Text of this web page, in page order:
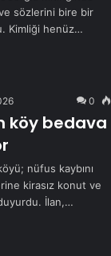
sözlerini bire bir
Kimliği henüz…
0
köy bedava
nüfus kaybını
kirasız konut ve
duyurdu. İlan,…